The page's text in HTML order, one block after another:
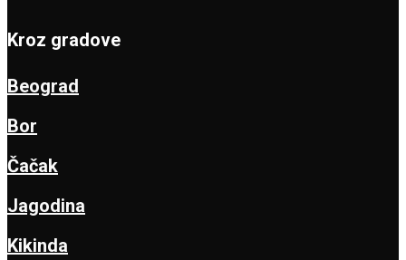
Kroz gradove
Beograd
Bor
Čačak
Jagodina
Kikinda